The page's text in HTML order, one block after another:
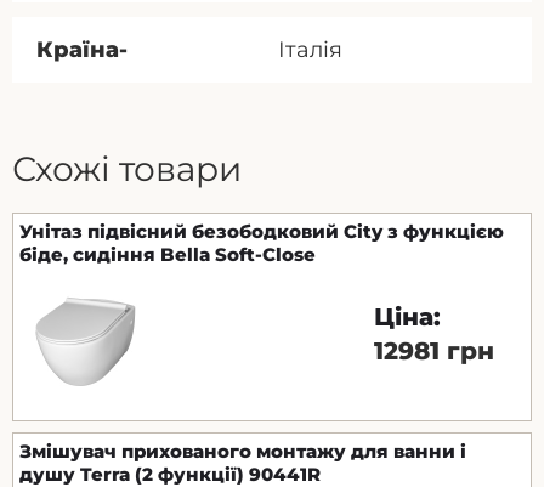
Країна- Італія
Схожі товари
Унітаз підвісний безободковий City з функцією
біде, сидіння Bella Soft-Close
Ціна:
12981 грн
Змішувач прихованого монтажу для ванни і
душу Terra (2 функції) 90441R